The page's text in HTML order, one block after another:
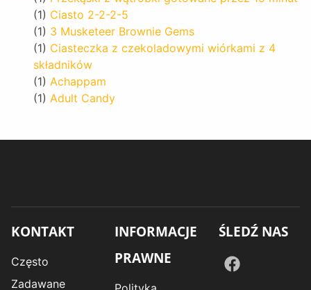
(1) Ciasto 2-2-2-5
(1) 3 Musketeer Brownie Gems
(1) Ciasteczka z czekoladowymi wiórkami z 4
składników
(1) Achappam
(1) Adult Candy
KONTAKT
Często
Zadawane
INFORMACJE
PRAWNE
ŚLEDŹ NAS